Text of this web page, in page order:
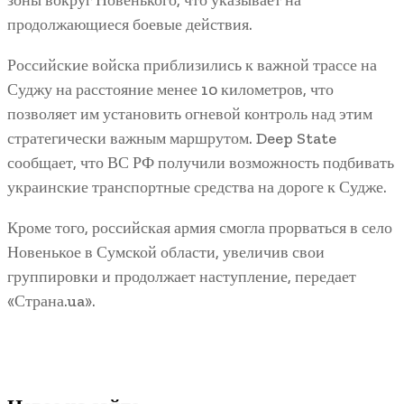
продолжающиеся боевые действия.
Российские войска приблизились к важной трассе на
Суджу на расстояние менее 10 километров, что
позволяет им установить огневой контроль над этим
стратегически важным маршрутом. Deep State
сообщает, что ВС РФ получили возможность подбивать
украинские транспортные средства на дороге к Судже.
Кроме того, российская армия смогла прорваться в село
Новенькое в Сумской области, увеличив свои
группировки и продолжает наступление, передает
«Страна.ua».